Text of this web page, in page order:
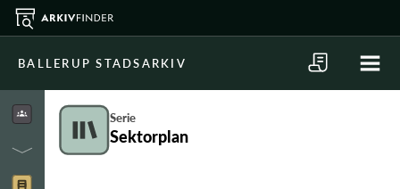
BALLERUP STADSARKIV
Serie
Sektorplan